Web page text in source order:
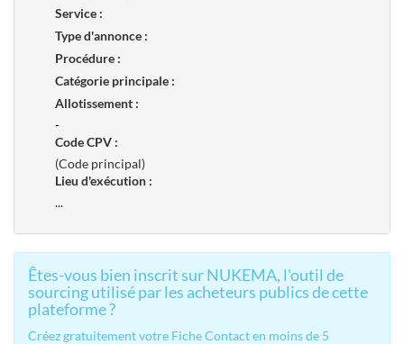
Service :
Type d'annonce :
Procédure :
Catégorie principale :
Allotissement :
-
Code CPV :
(Code principal)
Lieu d'exécution :
...
Êtes-vous bien inscrit sur NUKEMA, l'outil de
sourcing utilisé par les acheteurs publics de cette
plateforme ?
Créez gratuitement votre Fiche Contact en moins de 5